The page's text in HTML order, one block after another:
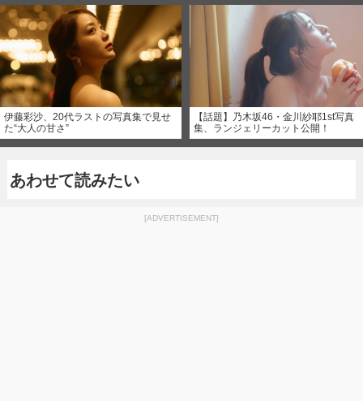
伊藤彩沙、20代ラストの写真集で見せ
た“大人の甘さ”
【話題】乃木坂46・金川紗耶1st写真
集、ランジェリーカット公開！
あわせて読みたい
[ADVERTISEMENT]